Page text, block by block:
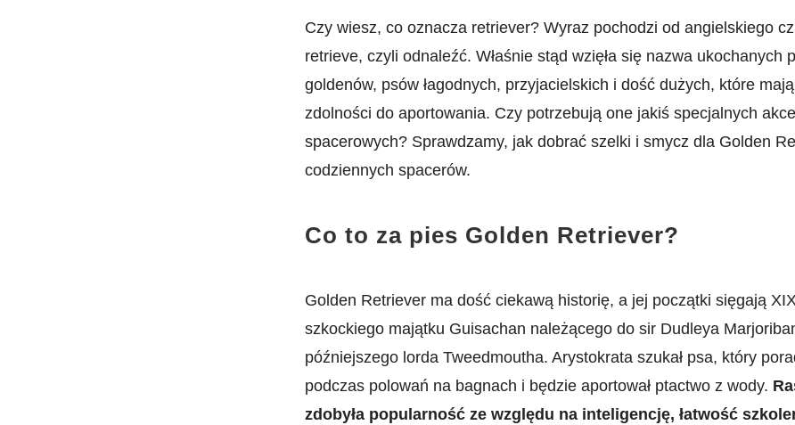
Czy wiesz, co oznacza retriever? Wyraz pochodzi od angielskiego
retrieve, czyli odnaleźć. Właśnie stąd wzięła się nazwa ukochanych
goldenów, psów łagodnych, przyjacielskich i dość dużych, które
zdolności do aportowania. Czy potrzebują one jakiś specjalnych
spacerowych? Sprawdzamy, jak dobrać szelki i smycz dla Golden
codziennych spacerów.
Co to za pies Golden Retriever?
Golden Retriever ma dość ciekawą historię, a jej początki sięgają
szkockiego majątku Guisachan należącego do sir Dudleya
późniejszego lorda Tweedmoutha. Arystokrata szukał psa, który
podczas polowań na bagnach i będzie aportował ptactwo z wody.
zdobyła popularność ze względu na inteligencję, łatwość